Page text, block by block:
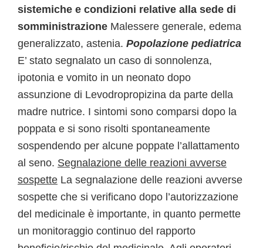
sistemiche e condizioni relative alla sede di
somministrazione Malessere generale, edema
generalizzato, astenia. Popolazione pediatrica
E’ stato segnalato un caso di sonnolenza,
ipotonia e vomito in un neonato dopo
assunzione di Levodropropizina da parte della
madre nutrice. I sintomi sono comparsi dopo la
poppata e si sono risolti spontaneamente
sospendendo per alcune poppate l’allattamento
al seno. Segnalazione delle reazioni avverse
sospette La segnalazione delle reazioni avverse
sospette che si verificano dopo l’autorizzazione
del medicinale è importante, in quanto permette
un monitoraggio continuo del rapporto